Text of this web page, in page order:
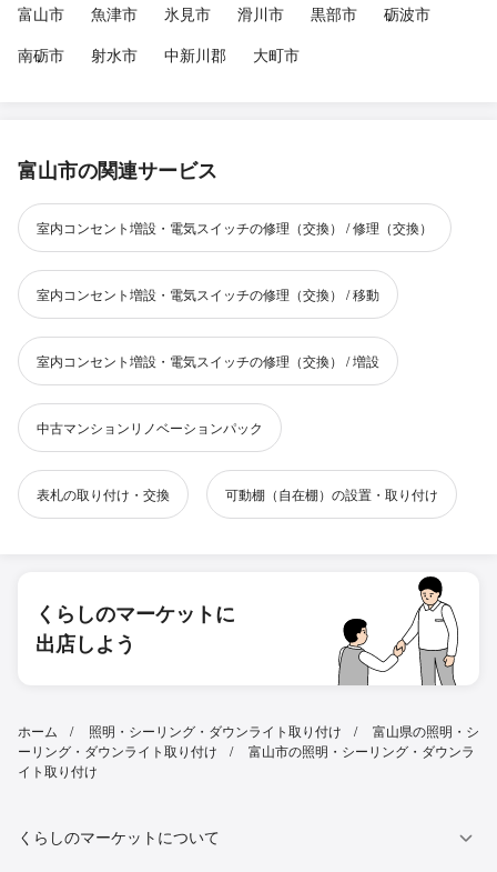
富山市
魚津市 氷見市 滑川市 黒部市
砺波市
南砺市
射水市 中新川郡 大町市
富山市の関連サービス
室内コンセント増設・電気スイッチの修理（交換） / 修理（交換）
室内コンセント増設・電気スイッチの修理（交換） / 移動
室内コンセント増設・電気スイッチの修理（交換） / 増設
中古マンションリノベーションパック
表札の取り付け・交換 可動棚（自在棚）の設置・取り付け
くらしのマーケットに
出店しよう
ホーム 照明・シーリング・ダウンライト取り付け
富山県の照明・シ
ーリング・ダウンライト取り付け
富山市の照明・シーリング・ダウンラ
イト取り付け
くらしのマーケットについて